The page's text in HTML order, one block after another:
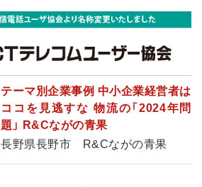
テーマ別企業事例 中小企業経営者は
ココを見逃すな 物流の「2024年問
題」 R&Cながの青果
長野県長野市 R&Cながの青果